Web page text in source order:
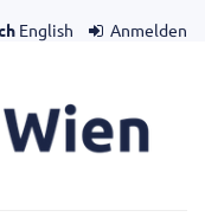
English Anmelden